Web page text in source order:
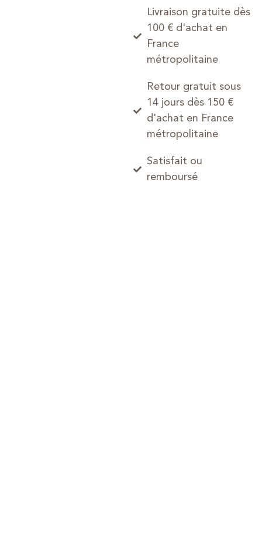
Livraison gratuite dès
100 € d'achat en
France
métropolitaine
Retour gratuit sous
14 jours dès 150 €
d'achat en France
métropolitaine
Satisfait ou
remboursé